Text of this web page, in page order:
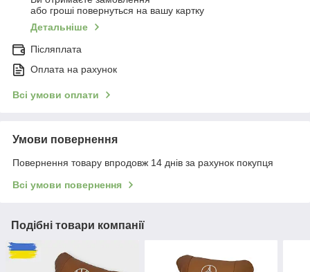
або гроші повернуться на вашу картку
Детальніше
Післяплата
Оплата на рахунок
Всі умови оплати
Умови повернення
Повернення товару впродовж 14 днів за рахунок покупця
Всі умови повернення
Подібні товари компанії